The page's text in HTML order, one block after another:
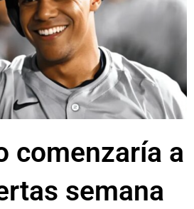
comenzaría a
semana